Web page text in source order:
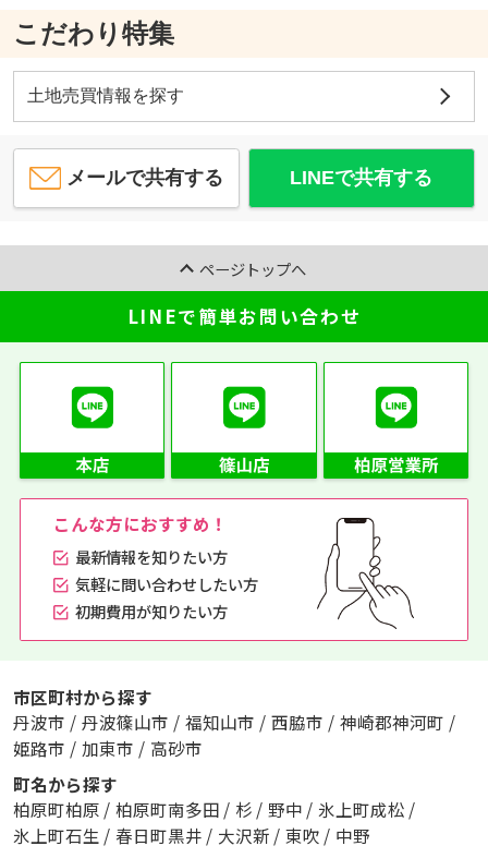
こだわり特集
土地売買情報を探す
メールで共有する LINEで共有する
ページトップへ
LINEで簡単お問い合わせ
こんな方におすすめ！
最新情報を知りたい方
気軽に問い合わせしたい方
初期費用が知りたい方
市区町村から探す
丹波市 / 丹波篠山市 / 福知山市 / 西脇市 / 神崎郡神河町 /
姫路市 / 加東市 / 高砂市
町名から探す
柏原町柏原 / 柏原町南多田 / 杉 / 野中 / 氷上町成松 /
氷上町石生 / 春日町黒井 / 大沢新 / 東吹 / 中野